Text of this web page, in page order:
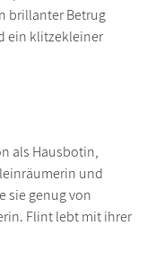
brillanter Betrug
ein klitzekleiner
als Hausbotin,
und
sie genug von
Flint lebt mit ihrer